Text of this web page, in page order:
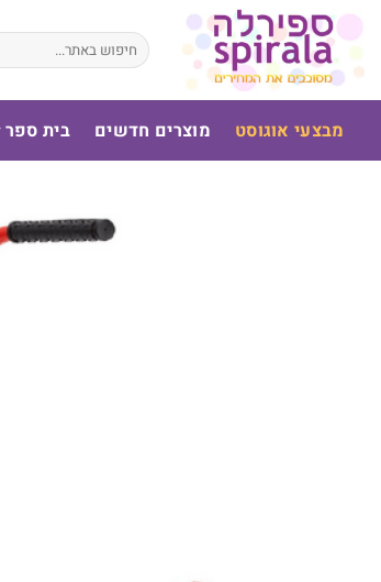
דלג
לתוכן
חיפוש
עבור:
מבצעי אוגוסט מוצרים חדשים בית ספר